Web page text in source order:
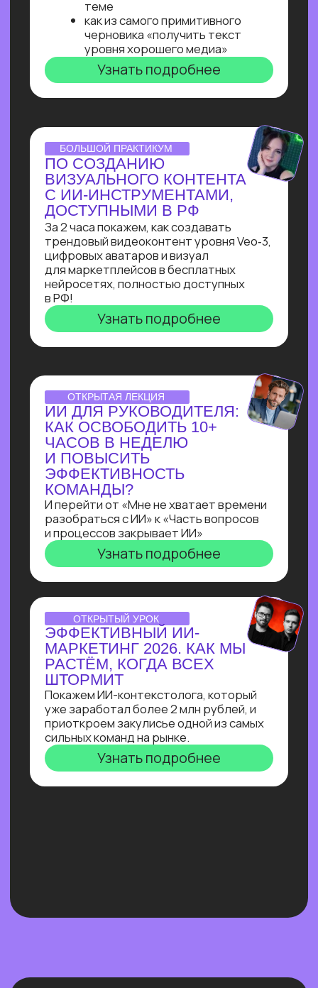
ОNLINE-ПРАКТИКУМ
ПО ЧАТ-БОТАМ
Узнай, как с нуля начать зарабатывать
на чат-ботах и уже через пару месяцев
и выйти на 100 т.р. за проект, создавая
востребованные решения для бизнеса
ПРАКТИКУМ
ПО ЧАТ-БОТАМ:КАК
НАЧАТЬ ЗАРАБАТЫВАТЬ
НА БОТАХ В ЭПОХУ
БЛОКИРОВОК
В прямом эфире технический директор
разберет процесс выполнения заказа:
от получения ТЗ
до сборки. И поделится, как новичку
создавать востребованные решения
для бизнеса, за которые готовы
платить от 100 000 рублей!
Узнать подробнее
ОNLINE-ПРАКТИКУМ
КАК СОБРАТЬ
ИНТЕРНЕТ МАГАЗИН
В БОТЕ ЗА 40 МИН.
С ПОМОЩЬЮ ИИ
В прямом эфире технический директор
Зерокодер за 40 минут соберет ИИ-
бота для заказов цветов без кода и
расскажет, сколько за это платят!
Узнать подробнее
ОНЛАЙН-ИНТЕНСИВ
СОЗДАЙ БОТА-
С НУЛЯ!
Всего за три урока ты выполнишь
реальный заказ с биржи: соберёшь
полноценного бота-нутрициолога
с ИИI-ассистентом
на Salebot и поймешь, можешь ли
ты зарабатывать на разработке чат-
ботов от 100 т.р.
Узнать подробнее
инструментов!